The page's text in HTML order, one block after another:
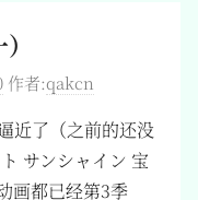
作者:qakcn
近了（之前的还没
サンシャイン 宝
画都已经第3季